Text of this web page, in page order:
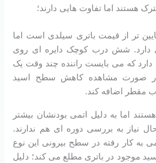
هستند اما تفاوت هایی دارند؛
تر از قیمت باتری سیلدی است اما
دارد. شش درب کوچک دایره ای روی
که می بایست راننده چند وقت یک
و در صورت مشاهده کاهش سطح اسید
مقطر اضافه کند.
اما به دلیل اتمی بودنشان بیشتر
نیاز به بررسی دوره ای هم ندارند.
به کار رفته در سطح بیرونی این نوع
موجود در باتری مطلع می کند؛ دلیل